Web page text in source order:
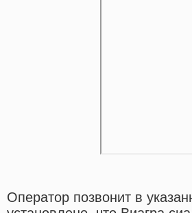
Оператор позвонит в